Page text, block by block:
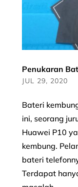
Penukaran
JUL 29, 2020
Bateri
ini, seorang
Huawei P10
kembung.
bateri
Terdapat